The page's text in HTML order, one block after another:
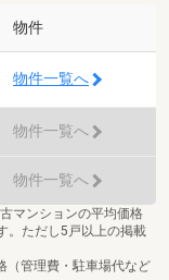
物件
物件一覧へ
物件一覧へ
物件一覧へ
マンションの平均価格
。ただし5戸以上の掲載
（管理費・駐車場代など